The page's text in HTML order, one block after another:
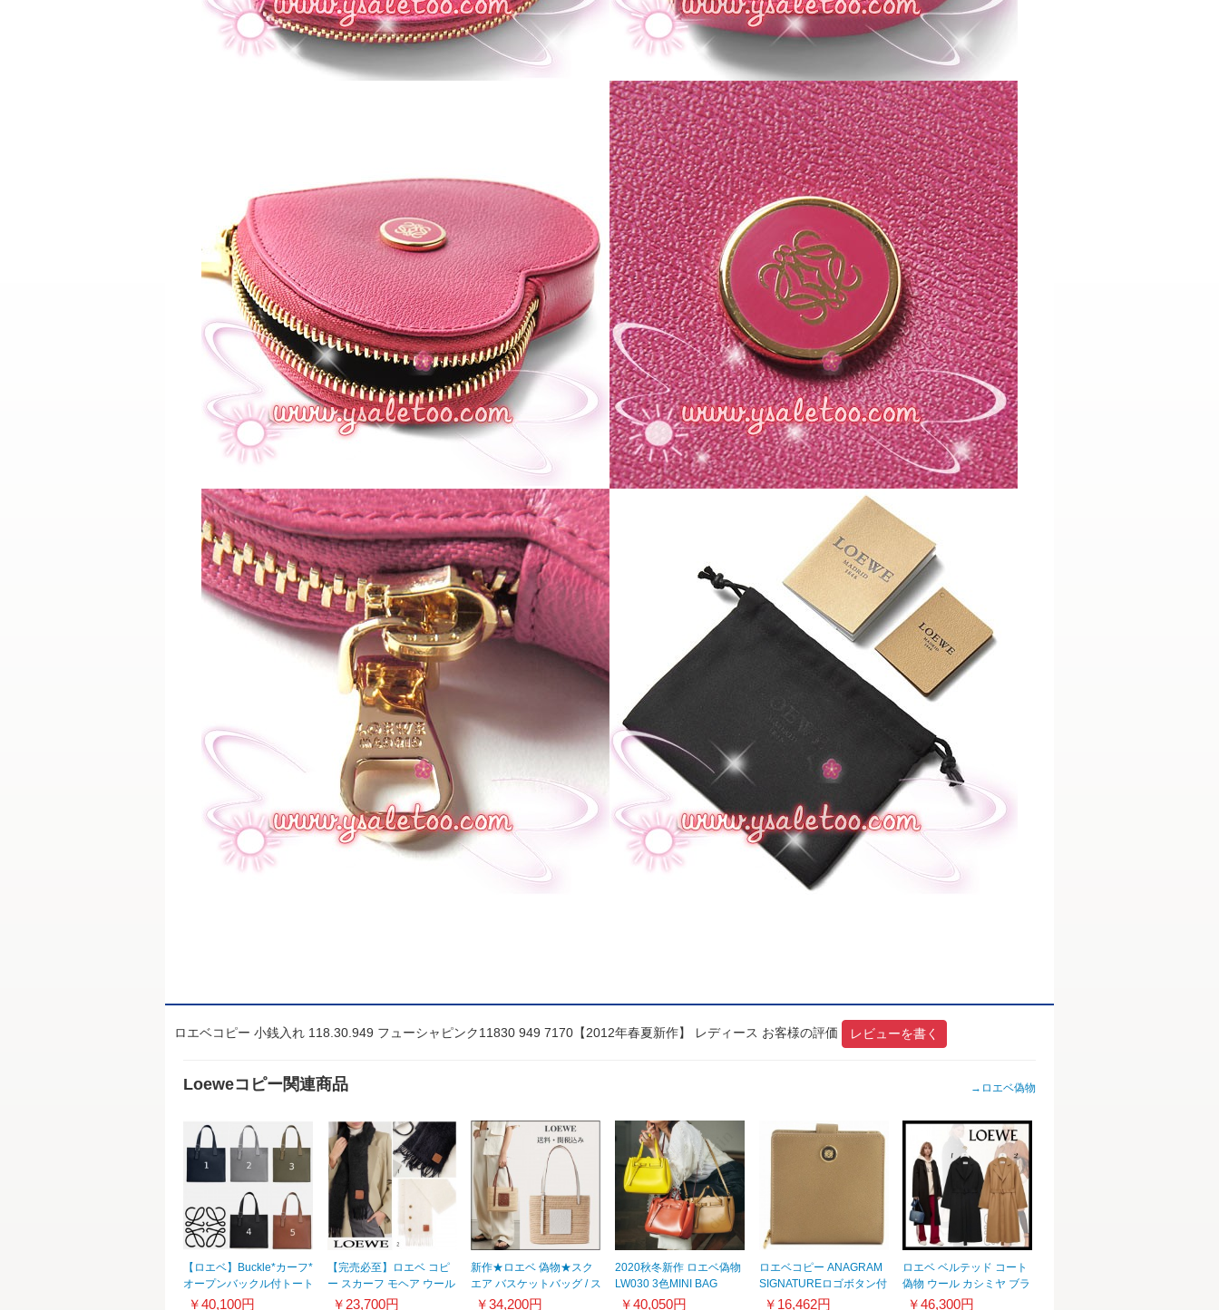
ロエベコピー 小銭入れ 118.30.949 フューシャピンク11830 949 7170【2012年春夏新作】 レディース お客様の評価 レビューを書く
Loeweコピー関連商品 → ロエベ偽物
【ロエベ】Buckle*カーフ*
オープンバックル付トート
バッグ*メンズ
￥40,100円
【完売必至】ロエベ コピ
ー スカーフ モヘア ウール
メンズ 21030102
￥23,700円
新作★ロエベ 偽物★スク
エア バスケットバッグ / ス
モール A223099X08
￥34,200円
2020秋冬新作 ロエベ偽物
LW030 3色MINI BAG
329.74.Z71
￥40,050円
ロエベコピー ANAGRAM
SIGNATUREロゴボタン付
き2つ折りコンパクト財布
￥16,462円
ロエベ ベルテッド コート
偽物 ウール カシミヤ ブラ
ック キャメル
￥46,300円